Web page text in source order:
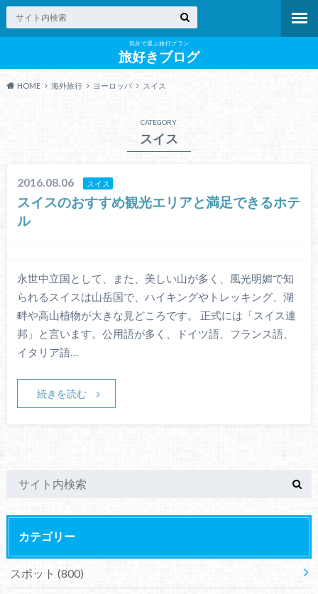
気分で選ぶ旅行プラン
旅好きブログ
HOME 海外旅行 ヨーロッパ スイス
CATEGORY
スイス
2016.08.06 スイス
スイスのおすすめ観光エリアと満足できるホテ
ル
永世中立国として、また、美しい山が多く、風光明媚で知
られるスイスは山岳国で、ハイキングやトレッキング、湖
畔や高山植物が大きな見どころです。 正式には「スイス連
邦」と言います。公用語が多く、ドイツ語、フランス語、
イタリア語…
続きを読む
カテゴリー
スポット (800)